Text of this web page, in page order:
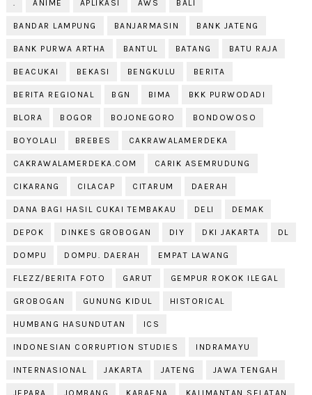
. ANIME APLIKASI AWS BALI
BANDAR LAMPUNG BANJARMASIN BANK JATENG
BANK PURWA ARTHA BANTUL BATANG BATU RAJA
BEACUKAI BEKASI BENGKULU BERITA
BERITA REGIONAL BGN BIMA BKK PURWODADI
BLORA BOGOR BOJONEGORO BONDOWOSO
BOYOLALI BREBES CAKRAWALAMERDEKA
CAKRAWALAMERDEKA.COM CARIK ASEMRUDUNG
CIKARANG CILACAP CITARUM DAERAH
DANA BAGI HASIL CUKAI TEMBAKAU DELI DEMAK
DEPOK DINKES GROBOGAN DIY DKI JAKARTA DL
DOMPU DOMPU. DAERAH EMPAT LAWANG
FLEZZ/BERITA FOTO GARUT GEMPUR ROKOK ILEGAL
GROBOGAN GUNUNG KIDUL HISTORICAL
HUMBANG HASUNDUTAN ICS
INDONESIAN CORRUPTION STUDIES INDRAMAYU
INTERNASIONAL JAKARTA JATENG JAWA TENGAH